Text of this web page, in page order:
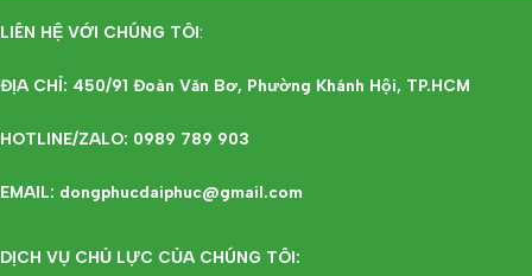
LIÊN HỆ VỚI CHÚNG TÔI:
ĐỊA CHỈ: 450/91 Đoàn Văn Bơ, Phường Khánh Hội, TP.HCM
HOTLINE/ZALO: 0989 789 903
EMAIL: dongphucdaiphuc@gmail.com
DỊCH VỤ CHỦ LỰC CỦA CHÚNG TÔI: